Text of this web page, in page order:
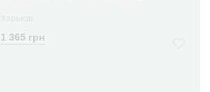
1 365 грн